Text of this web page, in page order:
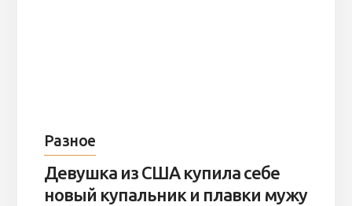
Разное
Девушка из США купила себе
новый купальник и плавки мужу